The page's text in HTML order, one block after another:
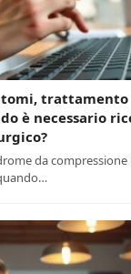
trattamento
è necessario
da compressione